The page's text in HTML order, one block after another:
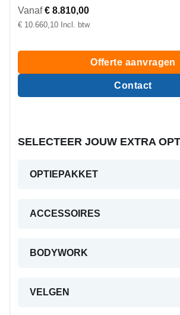
Vanaf€ 8.810,00
€ 10.660,10
Offerte aanvragen
Contact
SELECTEER JOUW EXTRA
OPTIEPAKKET
ACCESSOIRES
BODYWORK
VELGEN